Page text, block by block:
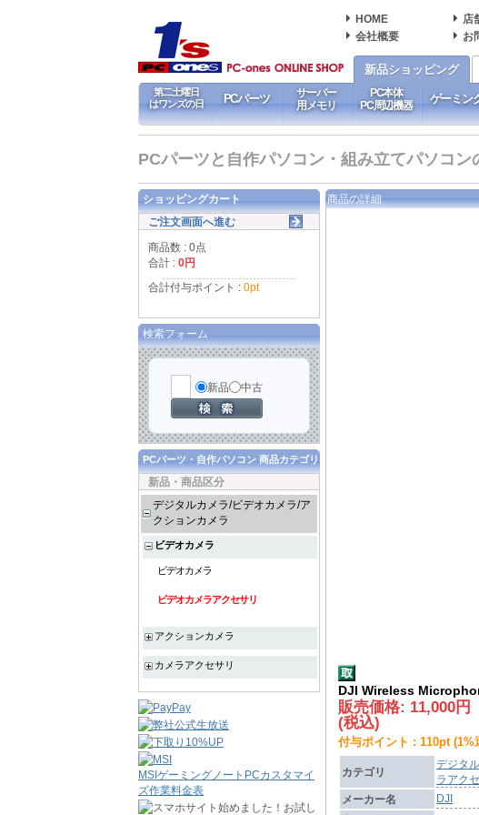
HOME 店
会社概要
お
新品ショッピング
第二土曜日
はワンズの日
PCパーツ
サーバー
用メモリ
PC本体
PC周辺機器
ゲーミン
PCパーツと自作パソコン・組み立てパソコ
商品の詳細
DJI Wireless
販売価格: 11,000円
(税込)
付与ポイント : 110pt (1%
カテゴリ
デジタ
ラアク
メーカー名
DJI
ショッピングカート
ご注文画面へ進む
商品数 : 0点
合計 : 0円
合計付与ポイント : 0pt
検索フォーム
新品 中古
PCパーツ・自作パソコン 商品カテゴリ
新品・商品区分
デジタルカメラ/ビデオカメラ/ア
クションカメラ
ビデオカメラ
ビデオカメラ
ビデオカメラアクセサリ
アクションカメラ
カメラアクセサリ
MSIゲーミングノートPCカスタマイ
ズ作業料金表